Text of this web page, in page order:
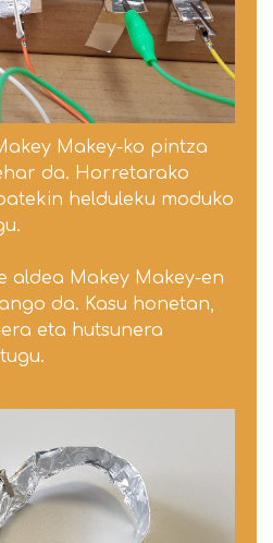
Makey-ko pintza
da. Horretarako
helduleku moduko
aldea Makey Makey-en
da. Kasu honetan,
eta hutsunera